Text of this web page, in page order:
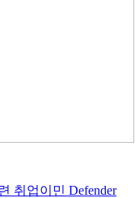
취업이민 Defender